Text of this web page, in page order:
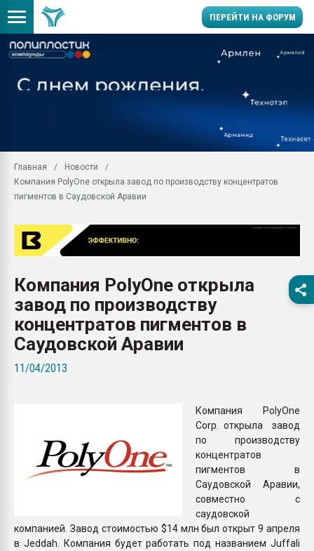
ПЕРЕЙТИ НА ФОРУМ
умельцы изготовили
колонок полностью из
Продажа готового
производство SPC
29.07.2026 ФРП помог
Помощь в подборе
Вакуум-формовочные
Подмосковье, Москва
28.07.2026
первый план в
пластмасс
Главная
Новости
Компания PolyOne открыла завод по производству концентратов
пигментов в Саудовской Аравии
Компания PolyOne открыла
завод по производству
концентратов пигментов в
Саудовской Аравии
11/04/2013
Компания PolyOne
Corp. открыла завод
по производству
концентратов
пигментов в
Саудовской Аравии,
совместно с
саудовской
компанией. Завод стоимостью $14 млн был открыт 9 апреля
в Jeddah. Компания будет работать под названием Juffali